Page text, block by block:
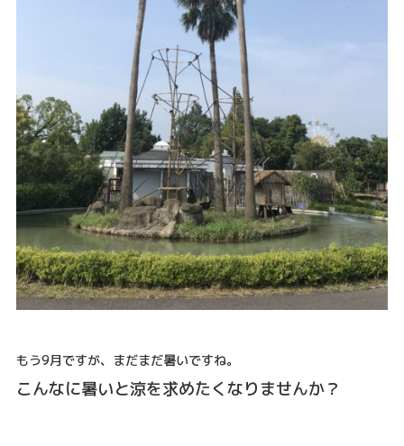
もう9月ですが、まだまだ暑いですね。
こんなに暑いと涼を求めたくなりませんか？